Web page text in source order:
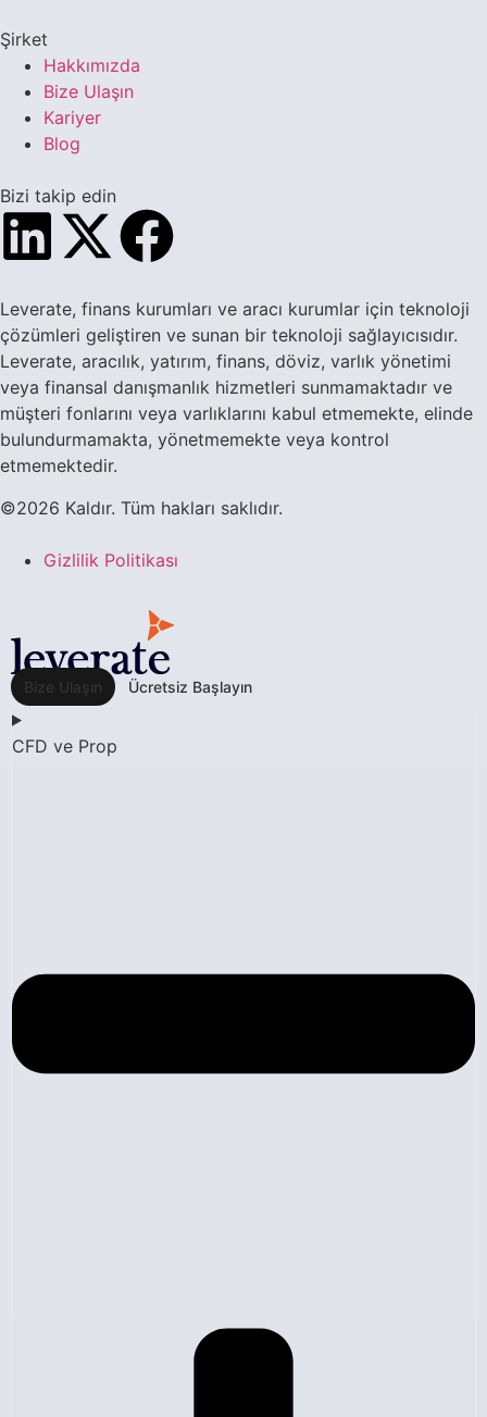
Şirket
Hakkımızda
Bize Ulaşın
Kariyer
Blog
Bizi takip edin
Leverate, finans kurumları ve aracı kurumlar için teknoloji
çözümleri geliştiren ve sunan bir teknoloji sağlayıcısıdır.
Leverate, aracılık, yatırım, finans, döviz, varlık yönetimi
veya finansal danışmanlık hizmetleri sunmamaktadır ve
müşteri fonlarını veya varlıklarını kabul etmemekte, elinde
bulundurmamakta, yönetmemekte veya kontrol
etmemektedir.
©2026 Kaldır. Tüm hakları saklıdır.
Gizlilik Politikası
Bize Ulaşın Ücretsiz Başlayın
CFD ve Prop